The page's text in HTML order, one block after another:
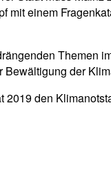
mit einem
Themen
der
2019 den